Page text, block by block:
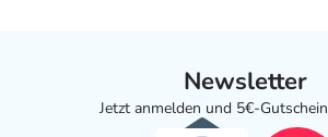
Newsletter
Jetzt anmelden und 5€-Gutschein